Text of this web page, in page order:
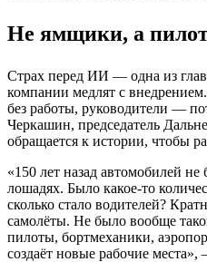
Не ямщики, а
Страх перед ИИ — одна из
компании медлят с
без работы, руководители —
Черкашин, председатель
обращается к истории, чтобы
«150 лет назад автомобилей
лошадях. Было какое-то
сколько стало водителей?
самолёты. Не было вообще
пилоты, бортмеханики,
создаёт новые рабочие